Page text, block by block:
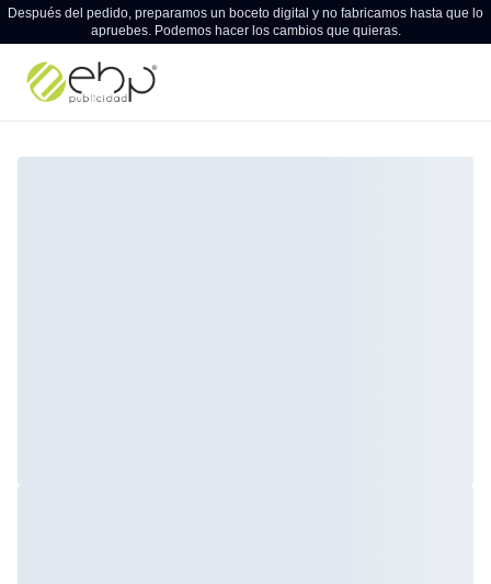
Después del pedido, preparamos un boceto digital y no fabricamos hasta que lo
apruebes. Podemos hacer los cambios que quieras.